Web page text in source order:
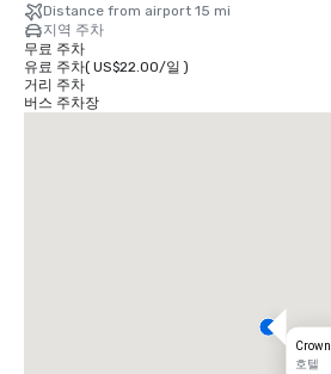
280번 주간 고속도로를 포함한 주요 베이 지역
있습니다.투숙객은 구내 주차장을 이용할 수 있습
대중교통 이용 시: 호텔은 칼트레인 역 근처에 위
세 및 인근 도시까지 직행 노선을 이용할 수 있습
쉐어 서비스도 쉽게 이용할 수 있습니다.
Distance from airport 15 mi
지역 주차
무료 주차
유료 주차( US$22.00/일 )
거리 주차
버스 주차장
호텔